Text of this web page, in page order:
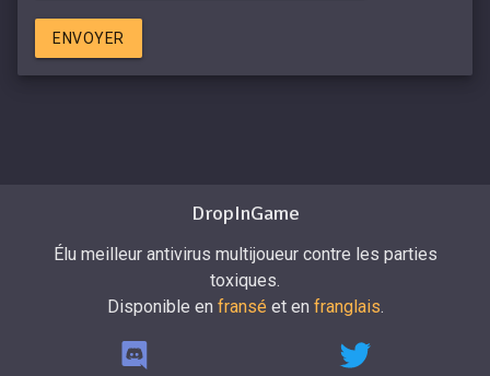
ENVOYER
DropInGame
Élu meilleur antivirus multijoueur contre les parties
toxiques.
Disponible en fransé et en franglais.